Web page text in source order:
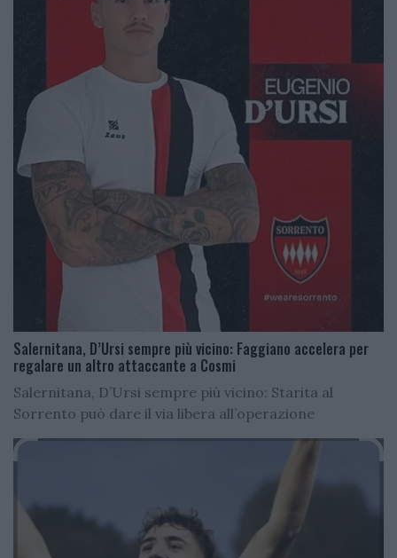
Salernitana, D’Ursi sempre più vicino: Faggiano accelera per
regalare un altro attaccante a Cosmi
Salernitana, D’Ursi sempre più vicino: Starita al
Sorrento può dare il via libera all’operazione